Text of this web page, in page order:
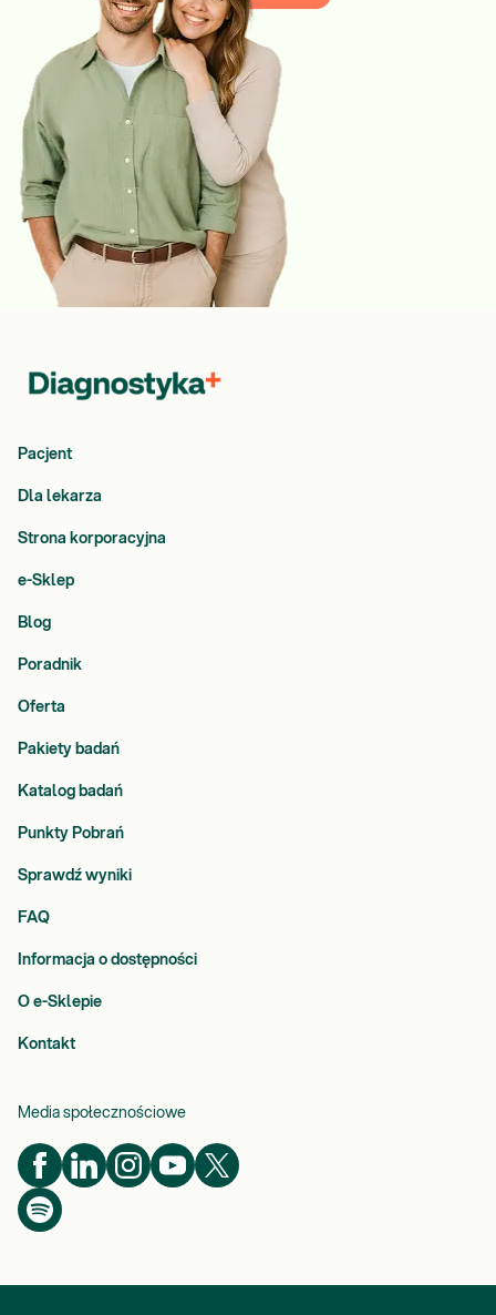
Pacjent
Dla lekarza
Strona korporacyjna
e-Sklep
Blog
Poradnik
Oferta
Pakiety badań
Katalog badań
Punkty Pobrań
Sprawdź wyniki
FAQ
Informacja o dostępności
O e-Sklepie
Kontakt
Media społecznościowe